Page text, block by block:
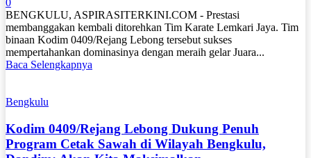
BENGKULU, ASPIRASITERKINI.COM - Prestasi
membanggakan kembali ditorehkan Tim Karate Lemkari Jaya. Tim
binaan Kodim 0409/Rejang Lebong tersebut sukses
mempertahankan dominasinya dengan meraih gelar Juara...
Baca Selengkapnya
Bengkulu
Kodim 0409/Rejang Lebong Dukung Penuh
Program Cetak Sawah di Wilayah Bengkulu,